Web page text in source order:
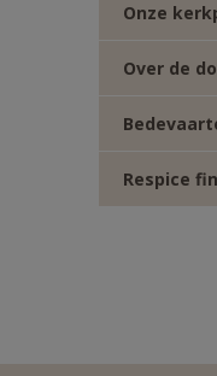
Onze
Over de
Respice